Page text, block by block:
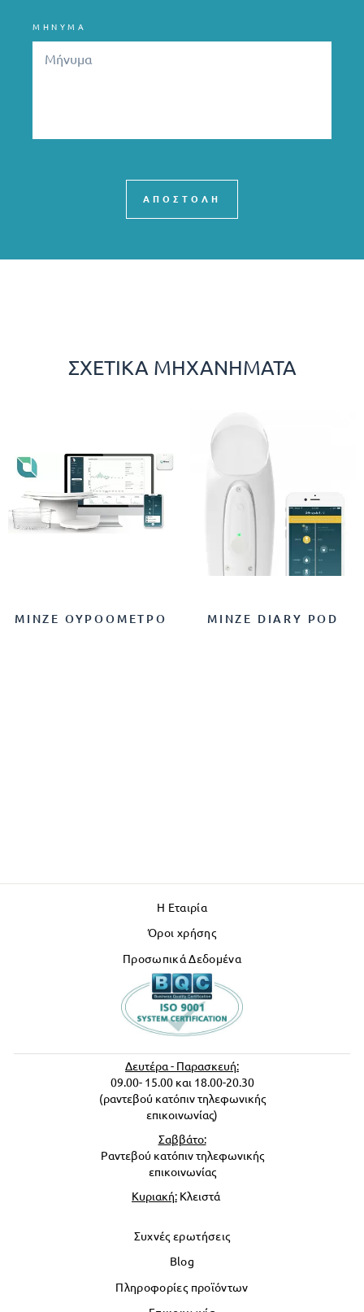
ΜΗΝΥΜΑ
ΑΠΟΣΤΟΛΗ
ΣΧΕΤΙΚΆ ΜΗΧΑΝΉΜΑΤΑ
MINZE ΟΥΡΟΌΜΕΤΡΟ MINZE DIARY POD
Η Εταιρία
Όροι χρήσης
Προσωπικά Δεδομένα
Δευτέρα - Παρασκευή:
09.00- 15.00 και 18.00-20.30
(ραντεβού κατόπιν τηλεφωνικής
επικοινωνίας)
Σαββάτο:
Ραντεβού κατόπιν τηλεφωνικής
επικοινωνίας
Κυριακή: Κλειστά
Συχνές ερωτήσεις
Blog
Πληροφορίες προϊόντων